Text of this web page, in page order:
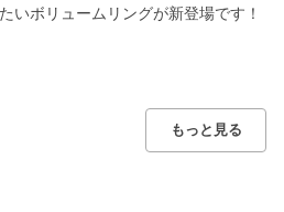
いボリュームリングが新登場です！
もっと見る